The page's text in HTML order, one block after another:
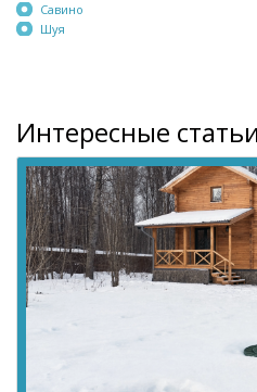
Савино
Шуя
Интересные статьи